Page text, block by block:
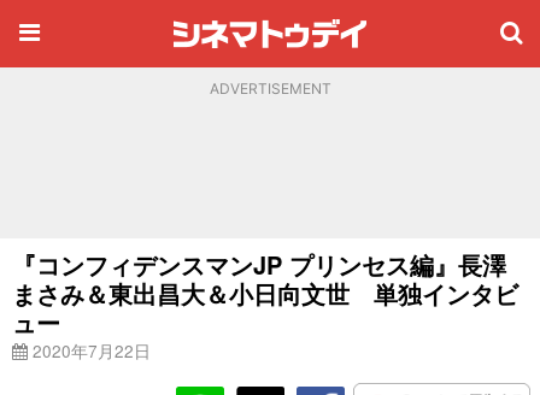
ADVERTISEMENT
『コンフィデンスマンJP プリンセス編』長澤
まさみ＆東出昌大＆小日向文世 単独インタビ
ュー
2020年7月22日